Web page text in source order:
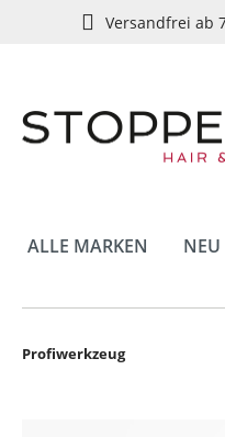
ZurVersandfrei ab
ALLE MARKEN NEU
Profiwerkzeug